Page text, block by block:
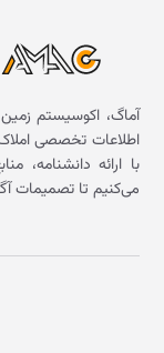
آماگ، اکوسیستم
اطلاعات تخصصی
با ارائه دانشنامه،
می‌کنیم تا تصمیمات